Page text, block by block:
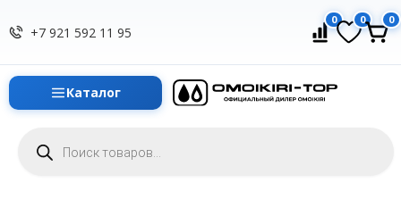
+7 921 592 11 95
0 0 0
Каталог
товаров